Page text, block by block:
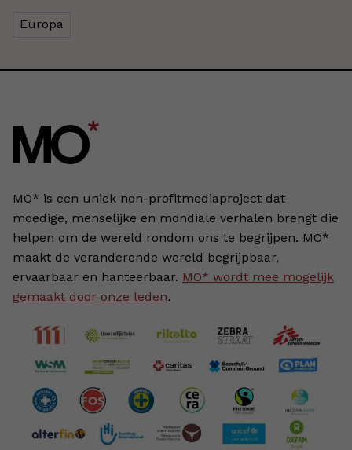
Europa
MO* is een uniek non-profitmediaproject dat
moedige, menselijke en mondiale verhalen brengt die
helpen om de wereld rondom ons te begrijpen. MO*
maakt de veranderende wereld begrijpbaar,
ervaarbaar en hanteerbaar. MO* wordt mee mogelijk
gemaakt door onze leden.